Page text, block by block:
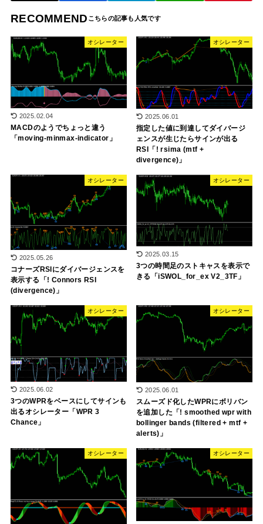
RECOMMEND
オシレーター
2025.02.04
MACDのようでちょっと違う
「moving-minmax-indicator」
オシレーター
2025.06.01
指定した値に到達してダイバージ
ェンスが生じたらサインが出る
RSI「! rsima (mtf +
divergence)」
オシレーター
2025.05.26
コナーズRSIにダイバージェンスを
表示する「! Connors RSI
(divergence)」
オシレーター
2025.03.15
3つの時間足のストキャスを表示で
きる「iSWOL_for_ex V2_3TF」
オシレーター
2025.06.02
3つのWPRをベースにしてサインも
出るオシレーター「WPR 3
Chance」
オシレーター
2025.06.01
スムーズド化したWPRにボリバン
を追加した「! smoothed wpr with
bollinger bands (filtered + mtf +
alerts)」
オシレーター オシレーター